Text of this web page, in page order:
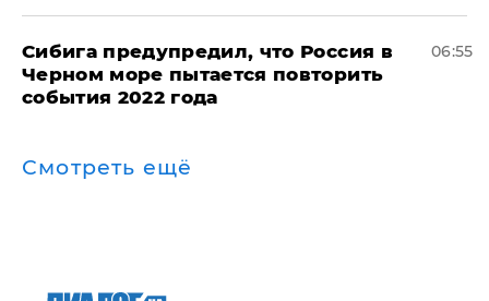
Сибига предупредил, что Россия в
Черном море пытается повторить
события 2022 года
06:55
Смотреть ещё